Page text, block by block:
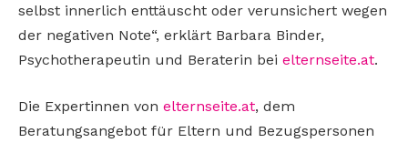
selbst innerlich enttäuscht oder verunsichert wegen
der negativen Note“, erklärt Barbara Binder,
Psychotherapeutin und Beraterin bei elternseite.at.
Die Expertinnen von elternseite.at, dem
Beratungsangebot für Eltern und Bezugspersonen